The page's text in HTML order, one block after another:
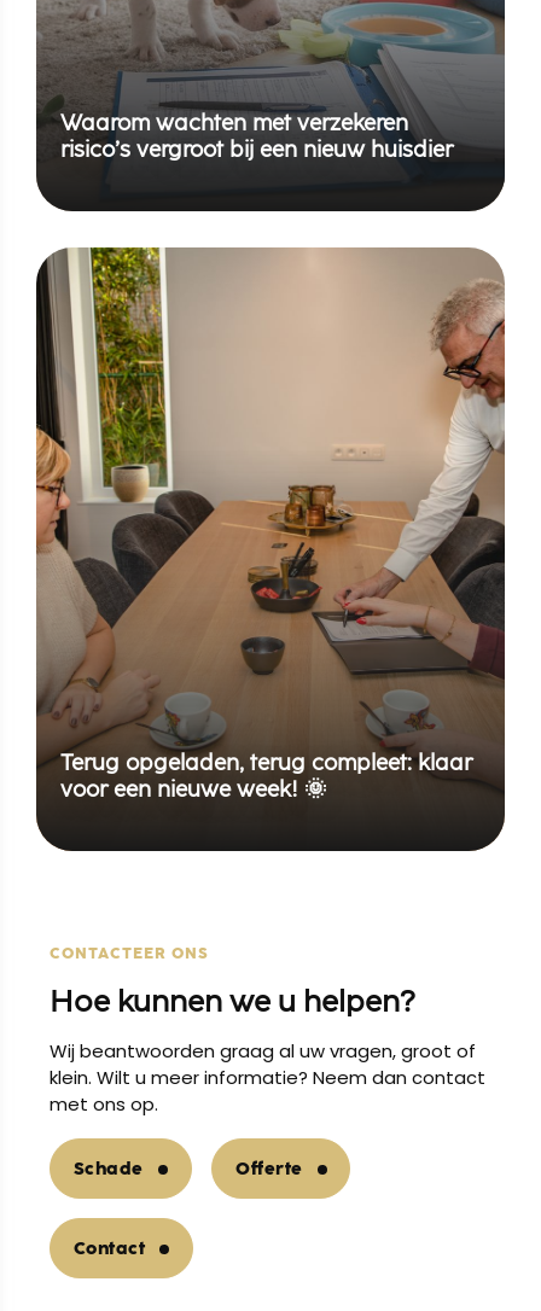
Waarom wachten met verzekeren
risico’s vergroot bij een nieuw huisdier
Terug opgeladen, terug compleet: klaar
voor een nieuwe week! 🌞
CONTACTEER ONS
Hoe kunnen we u helpen?
Wij beantwoorden graag al uw vragen, groot of
klein. Wilt u meer informatie? Neem dan contact
met ons op.
Schade Offerte
Contact